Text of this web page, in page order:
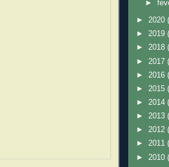
►
► 2020
► 2019
► 2018
► 2017
► 2016
► 2015
► 2014
► 2013
► 2012
► 2011
► 2010